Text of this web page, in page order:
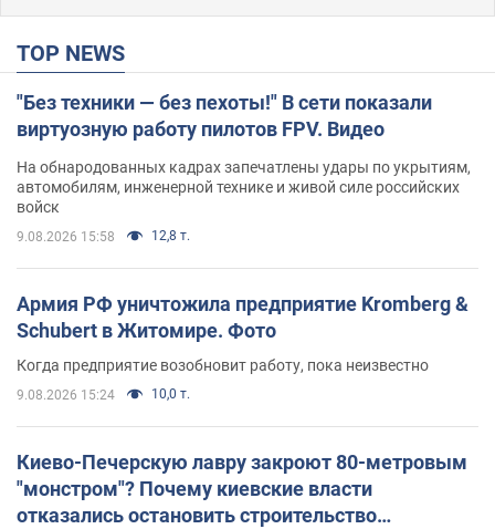
TOP NEWS
"Без техники — без пехоты!" В сети показали
виртуозную работу пилотов FPV. Видео
На обнародованных кадрах запечатлены удары по укрытиям,
автомобилям, инженерной технике и живой силе российских
войск
9.08.2026 15:58 12,8 т.
Армия РФ уничтожила предприятие Kromberg &
Schubert в Житомире. Фото
Когда предприятие возобновит работу, пока неизвестно
9.08.2026 15:24 10,0 т.
Киево-Печерскую лавру закроют 80-метровым
"монстром"? Почему киевские власти
отказались остановить строительство